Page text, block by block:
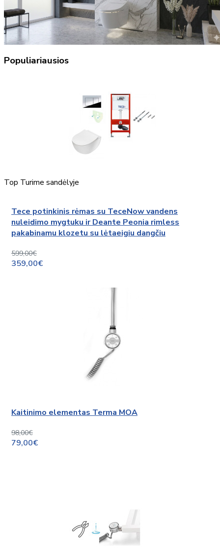
Populiariausios
Top Turime sandėlyje
Tece potinkinis rėmas su TeceNow vandens
nuleidimo mygtuku ir Deante Peonia rimless
pakabinamu klozetu su lėtaeigiu dangčiu
599,00€
359,00€
Kaitinimo elementas Terma MOA
98,00€
79,00€